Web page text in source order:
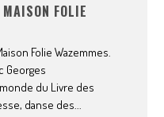
FOLIE
Folie Wazemmes.
Georges
du Livre des
danse des